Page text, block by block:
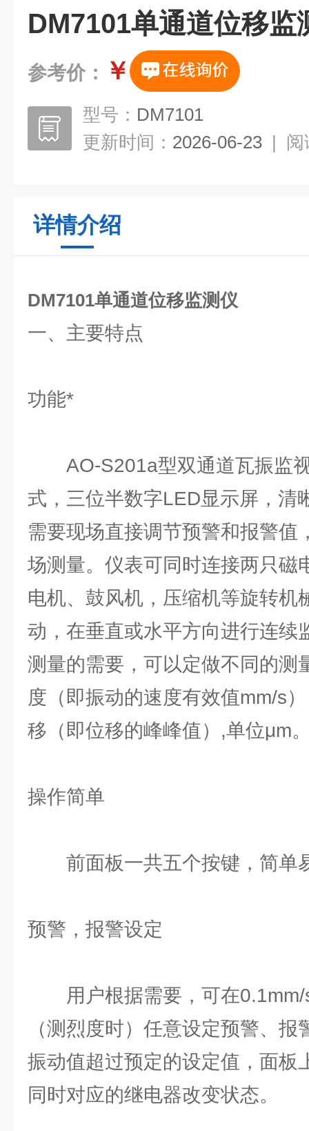
DM7101单通道位移监
参考价： ￥
型号： DM7101
更新时间： 2026-06-23 | 阅
详情介绍
DM7101单通道位移监测仪
一、主要特点
功能*
AO-S201a型双通道瓦振监视
式，三位半数字LED显示屏，清
需要现场直接调节预警和报警值
场测量。仪表可同时连接两只磁
电机、鼓风机，压缩机等旋转机
动，在垂直或水平方向进行连续
测量的需要，可以定做不同的测
度（即振动的速度有效值mm/s
移（即位移的峰峰值）,单位μm
操作简单
前面板一共五个按键，简单
预警，报警设定
用户根据需要，可在0.1mm/
（测烈度时）任意设定预警、
振动值超过预定的设定值，面板
同时对应的继电器改变状态。